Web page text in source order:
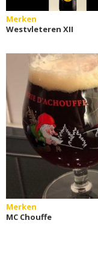
Merken
Westvleteren XII
Merken
MC Chouffe